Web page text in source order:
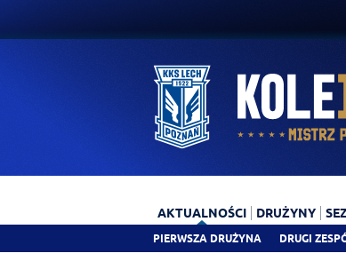
AKTUALNOŚCI
PIERWSZA DRUŻYNA DRUGI
DRUŻYNY